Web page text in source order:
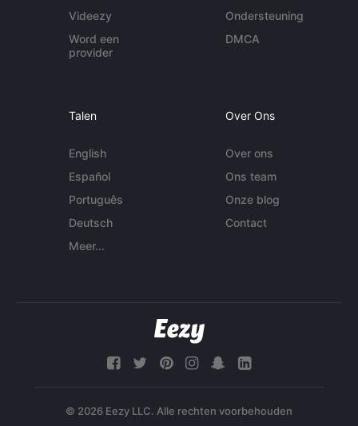
Videezy
Word een
provider
Ondersteuning
DMCA
Talen
English
Español
Português
Deutsch
Meer...
Over Ons
Over ons
Ons team
Onze blog
Contact
© 2026 Eezy LLC. Alle rechten voorbehouden